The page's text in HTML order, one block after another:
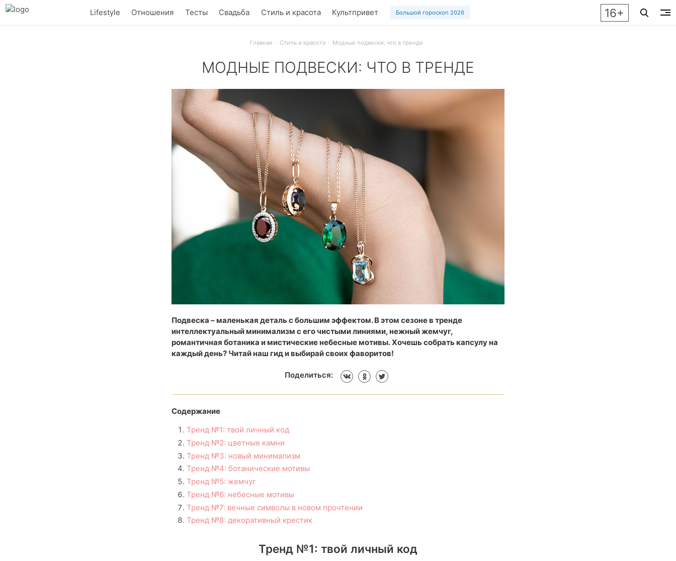
Lifestyle Отношения Тесты Свадьба Стиль и красота Культпривет Большой гороскоп 2026 16+
Главная Стиль и красота Модные подвески: что в тренде
МОДНЫЕ ПОДВЕСКИ: ЧТО В ТРЕНДЕ
Хочешь мгновенно обновить образ? Самый простой способ – добавить модную подвеску. От геометрии до жемчуга – собрали
Подвеска – маленькая деталь с большим эффектом. В этом сезоне в тренде
интеллектуальный минимализм с его чистыми линиями, нежный жемчуг,
романтичная ботаника и мистические небесные мотивы. Хочешь собрать капсулу на
каждый день? Читай наш гид и выбирай своих фаворитов!
Поделиться:
Содержание
Тренд №1: твой личный код
Тренд №2: цветные камни
Тренд №3: новый минимализм
Тренд №4: ботанические мотивы
Тренд №5: жемчуг
Тренд №6: небесные мотивы
Тренд №7: вечные символы в новом прочтении
Тренд №8: декоративный крестик
Тренд №1: твой личный код